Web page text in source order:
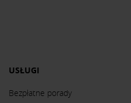
USŁUGI
Bezpłatne porady